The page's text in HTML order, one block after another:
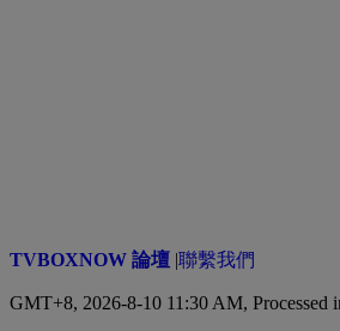
TVBOXNOW 論壇 |聯繫我們
GMT+8, 2026-8-10 11:30 AM, Processed